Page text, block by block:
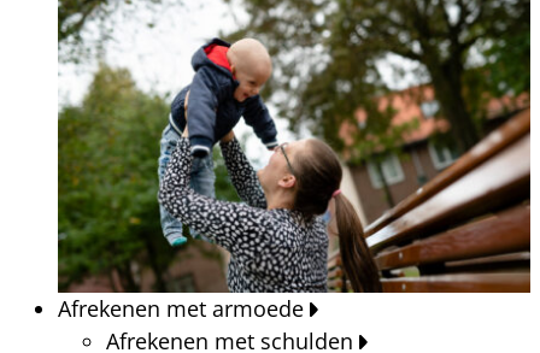
Afrekenen met armoede
Afrekenen met schulden